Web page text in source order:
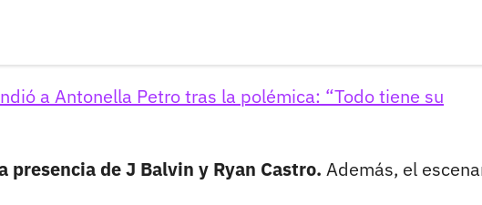
a Antonella Petro tras la polémica: “Todo tiene su
de J Balvin y Ryan Castro. Además, el